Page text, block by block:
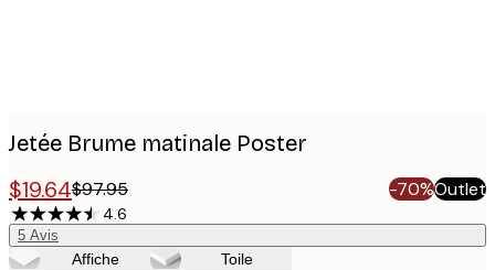
Jetée Brume matinale Poster
$19.64$97.95 -70%Outlet
4.6
5 Avis
Affiche Toile